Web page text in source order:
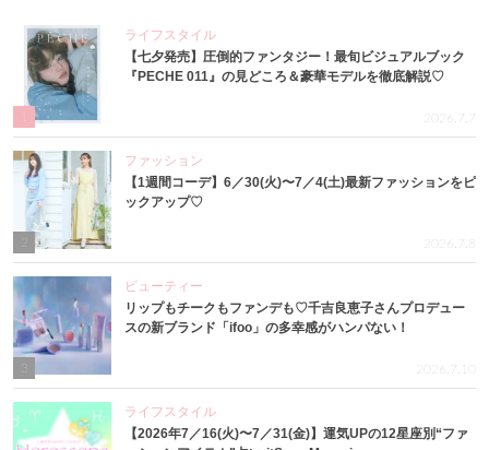
ライフスタイル
【七夕発売】圧倒的ファンタジー！最旬ビジュアルブック
『PECHE 011』の見どころ＆豪華モデルを徹底解説♡
2026.7.7
ファッション
【1週間コーデ】6／30(火)〜7／4(土)最新ファッションをピ
ックアップ♡
2026.7.8
3
ビューティー
リップもチークもファンデも♡千吉良恵子さんプロデュー
スの新ブランド「ifoo」の多幸感がハンパない！
2026.7.10
ライフスタイル
【2026年7／16(火)〜7／31(金)】運気UPの12星座別“ファ